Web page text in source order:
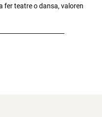
fer teatre o dansa, valoren